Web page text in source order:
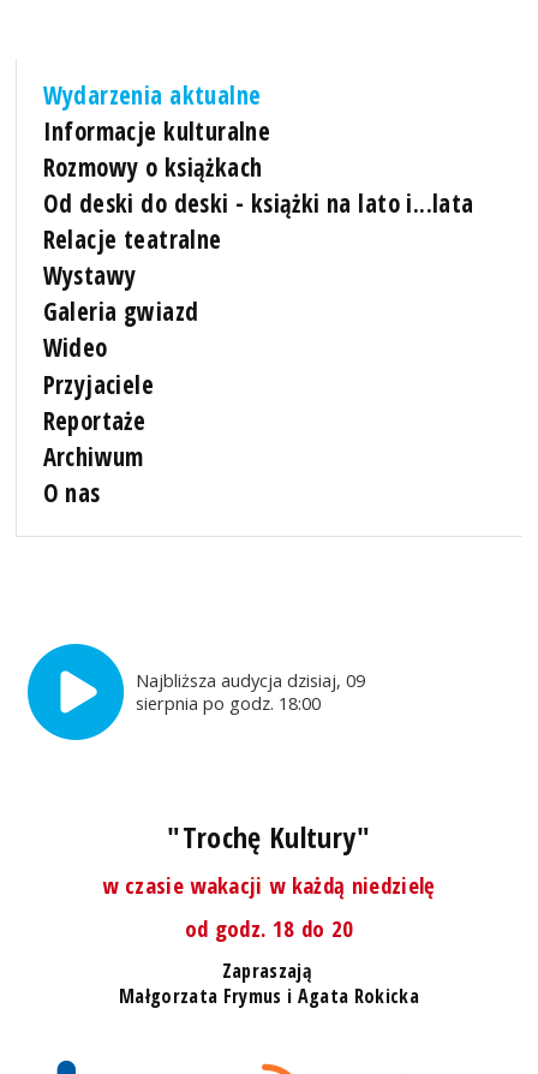
Wydarzenia aktualne
Informacje kulturalne
Rozmowy o książkach
Od deski do deski - książki na lato i...lata
Relacje teatralne
Wystawy
Galeria gwiazd
Wideo
Przyjaciele
Reportaże
Archiwum
O nas
Najbliższa audycja dzisiaj, 09
sierpnia po godz. 18:00
"Trochę Kultury"
w czasie wakacji w każdą niedzielę
od godz. 18 do 20
Zapraszają
Małgorzata Frymus i Agata Rokicka